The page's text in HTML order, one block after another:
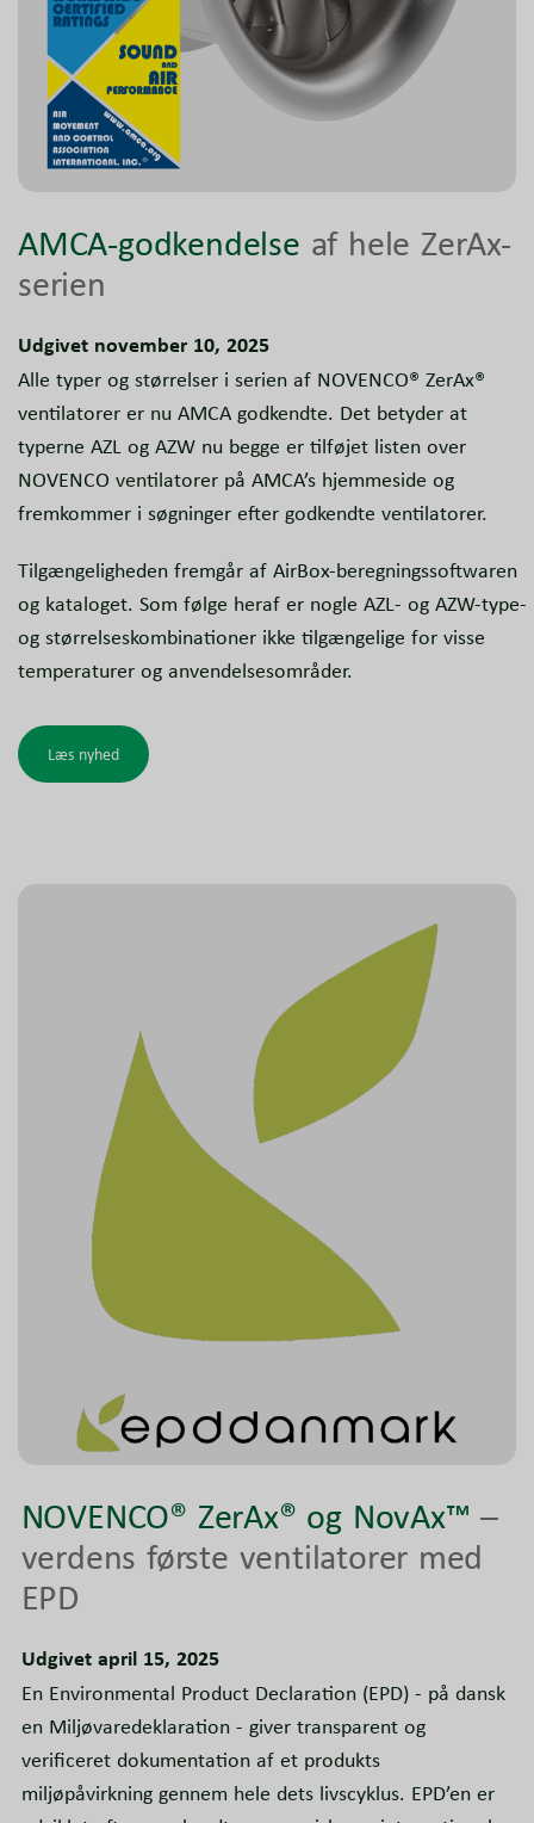
AMCA-godkendelse af hele ZerAx-
serien
Udgivet november 10, 2025
Alle typer og størrelser i serien af NOVENCO® ZerAx®
ventilatorer er nu AMCA godkendte. Det betyder at
typerne AZL og AZW nu begge er tilføjet listen over
NOVENCO ventilatorer på AMCA’s hjemmeside og
fremkommer i søgninger efter godkendte ventilatorer.
Tilgængeligheden fremgår af AirBox-beregningssoftwaren
og kataloget. Som følge heraf er nogle AZL- og AZW-type-
og størrelseskombinationer ikke tilgængelige for visse
temperaturer og anvendelsesområder.
Læs nyhed
NOVENCO® ZerAx® og NovAx™ –
verdens første ventilatorer med
EPD
Udgivet april 15, 2025
En Environmental Product Declaration (EPD) - på dansk
en Miljøvaredeklaration - giver transparent og
verificeret dokumentation af et produkts
miljøpåvirkning gennem hele dets livscyklus. EPD’en er